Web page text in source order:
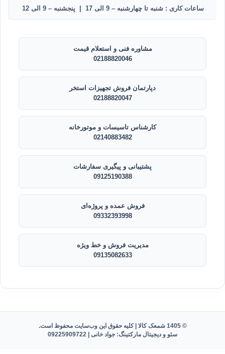
ساعات کاری : شنبه تا چهارشنبه – 9 الی 17 | پنجشنبه – 9 الی 12
مشاوره فنی و استعلام قیمت
02188820046
دپارتمان فروش تجهیزات استخر
02188820047
کارشناس تاسیسات و موتورخانه
02140883482
پشتیبانی و پیگیری سفارشات
09125190388
فروش عمده و پروژه‌ای
09332393998
مدیریت فروش و خط ویژه
09135082633
© 1405 شمعک کالا | کلیه حقوق این وب‌سایت محفوظ است.
سئو و دیجیتال مارکتینگ: جواد خانی | 09225909722